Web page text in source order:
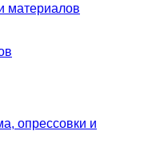
материалов
опрессовки и